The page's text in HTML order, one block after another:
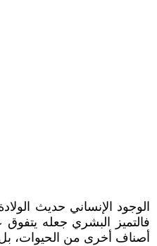
الوجود الإنساني حديث
فالتميز البشري جعله
أصناف أخرى من الحيوات، بل